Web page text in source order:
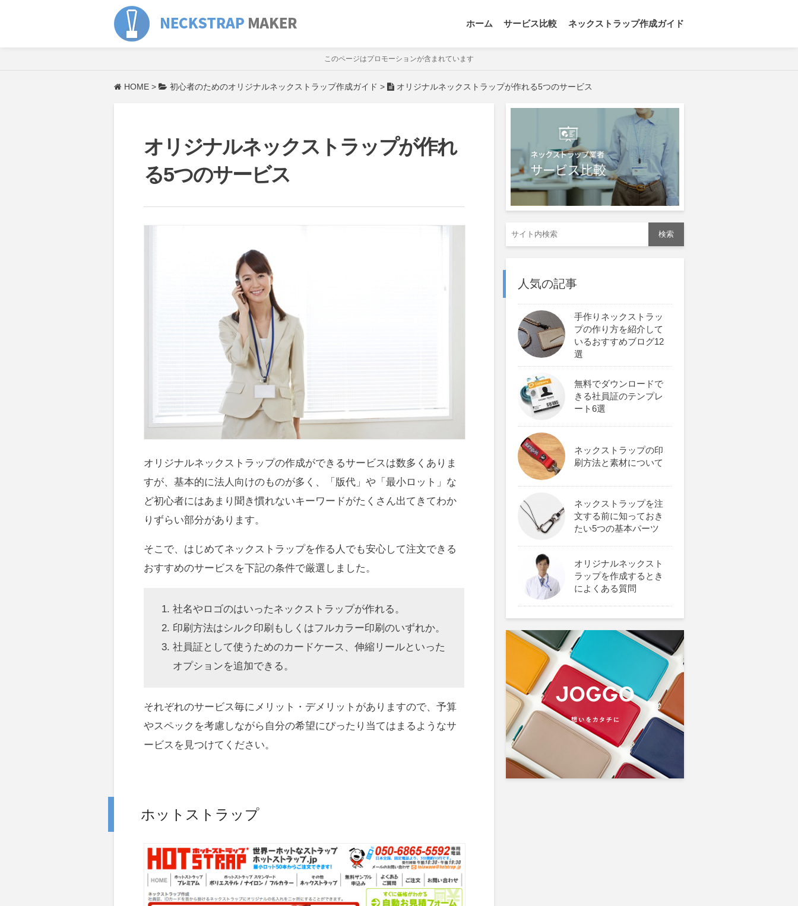
ホーム サービス比較 ネックストラップ作成ガイド
このページはプロモーションが含まれています
HOME > 初心者のためのオリジナルネックストラップ作成ガイド > オリジナルネックストラップが作れる5つのサービス
オリジナルネックストラップが作れ
る5つのサービス
オリジナルネックストラップの作成ができるサービスは数多くありま
すが、基本的に法人向けのものが多く、「版代」や「最小ロット」な
ど初心者にはあまり聞き慣れないキーワードがたくさん出てきてわか
りずらい部分があります。
そこで、はじめてネックストラップを作る人でも安心して注文できる
おすすめのサービスを下記の条件で厳選しました。
社名やロゴのはいったネックストラップが作れる。
印刷方法はシルク印刷もしくはフルカラー印刷のいずれか。
社員証として使うためのカードケース、伸縮リールといった
オプションを追加できる。
それぞれのサービス毎にメリット・デメリットがありますので、予算
やスペックを考慮しながら自分の希望にぴったり当てはまるようなサ
ービスを見つけてください。
ホットストラップ
人気の記事
手作りネックストラッ
プの作り方を紹介して
いるおすすめブログ12
選
無料でダウンロードで
きる社員証のテンプレ
ート6選
ネックストラップの印
刷方法と素材について
ネックストラップを注
文する前に知っておき
たい5つの基本パーツ
オリジナルネックスト
ラップを作成するとき
によくある質問